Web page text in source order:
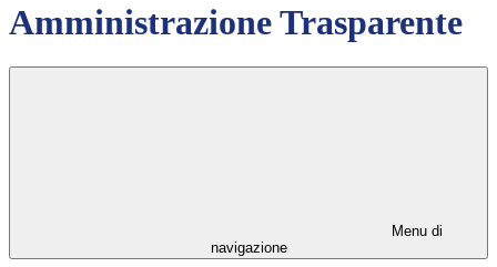
Amministrazione Trasparente
Menu di
navigazione